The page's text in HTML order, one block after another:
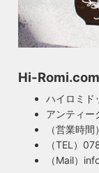
Hi-Romi.com
ハイロミド
アンティー
（営業時
（TEL）
（Mail）